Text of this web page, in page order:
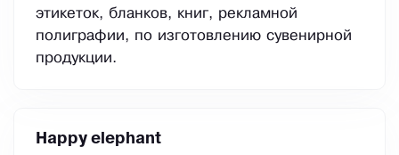
этикеток, бланков, книг, рекламной
полиграфии, по изготовлению сувенирной
продукции.
Happy elephant